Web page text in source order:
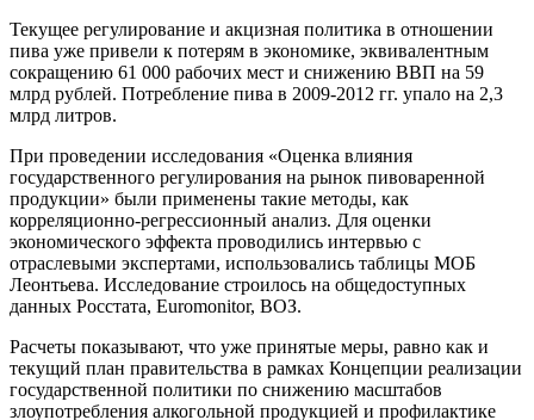
Текущее регулирование и акцизная политика в отношении
пива уже привели к потерям в экономике, эквивалентным
сокращению 61 000 рабочих мест и снижению ВВП на 59
млрд рублей. Потребление пива в 2009-2012 гг. упало на 2,3
млрд литров.
При проведении исследования «Оценка влияния
государственного регулирования на рынок пивоваренной
продукции» были применены такие методы, как
корреляционно-регрессионный анализ. Для оценки
экономического эффекта проводились интервью с
отраслевыми экспертами, использовались таблицы МОБ
Леонтьева. Исследование строилось на общедоступных
данных Росстата, Euromonitor, ВОЗ.
Расчеты показывают, что уже принятые меры, равно как и
текущий план правительства в рамках Концепции реализации
государственной политики по снижению масштабов
злоупотребления алкогольной продукцией и профилактике